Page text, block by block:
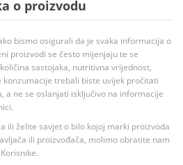
o proizvodu
bismo osigurali da je svaka informacija o
proizvodi se često mijenjaju te se
sastojaka, nutritivna vrijednost,
trebali biste uvijek pročitati
a ne se oslanjati isključivo na informacije
ili želite savjet o bilo kojoj marki proizvoda
ili proizvođača, molimo obratite nam